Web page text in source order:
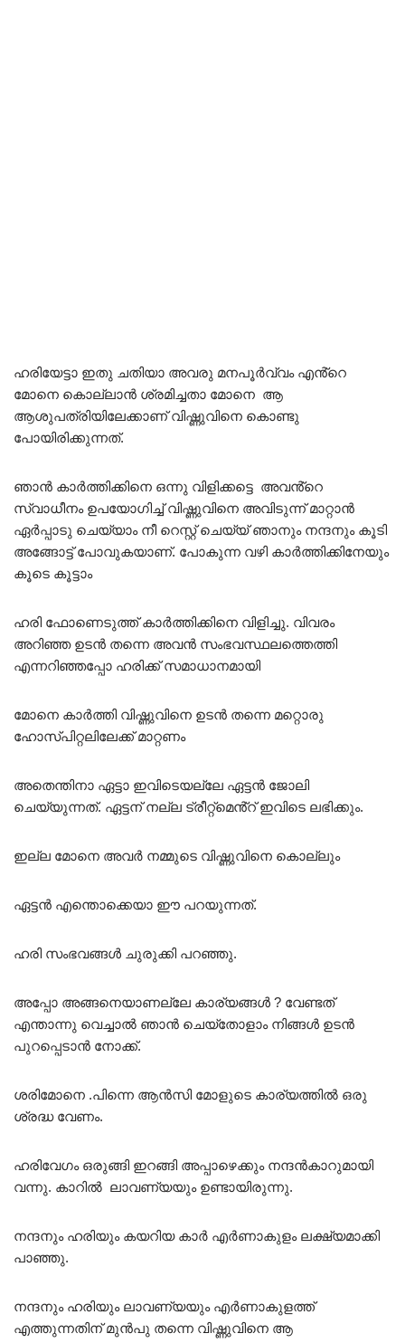
ഹരിയേട്ടാ ഇതു ചതിയാ അവരു മനപൂർവ്വം എൻ്റെ
മോനെ കൊല്ലാൻ ശ്രമിച്ചതാ മോനെ ആ
ആശുപത്രിയിലേക്കാണ് വിഷ്ണുവിനെ കൊണ്ടു
പോയിരിക്കുന്നത്.
ഞാൻ കാർത്തിക്കിനെ ഒന്നു വിളിക്കട്ടെ അവൻ്റെ
സ്വാധീനം ഉപയോഗിച്ച് വിഷ്ണുവിനെ അവിടുന്ന് മാറ്റാൻ
ഏർപ്പാടു ചെയ്യാം നീ റെസ്റ്റ് ചെയ്യ് ഞാനും നന്ദനും കൂടി
അങ്ങോട്ട് പോവുകയാണ്. പോകുന്ന വഴി കാർത്തിക്കിനേയും
കൂടെ കൂട്ടാം
ഹരി ഫോണെടുത്ത് കാർത്തിക്കിനെ വിളിച്ചു. വിവരം
അറിഞ്ഞ ഉടൻ തന്നെ അവൻ സംഭവസ്ഥലത്തെത്തി
എന്നറിഞ്ഞപ്പോ ഹരിക്ക് സമാധാനമായി
മോനെ കാർത്തി വിഷ്ണുവിനെ ഉടൻ തന്നെ മറ്റൊരു
ഹോസ്പിറ്റലിലേക്ക് മാറ്റണം
അതെന്തിനാ ഏട്ടാ ഇവിടെയല്ലേ ഏട്ടൻ ജോലി
ചെയ്യുന്നത്. ഏട്ടന് നല്ല ട്രീറ്റ്മെൻ്റ് ഇവിടെ ലഭിക്കും.
ഇല്ല മോനെ അവർ നമ്മുടെ വിഷ്ണുവിനെ കൊല്ലും
ഏട്ടൻ എന്തൊക്കെയാ ഈ പറയുന്നത്.
ഹരി സംഭവങ്ങൾ ചുരുക്കി പറഞ്ഞു.
അപ്പോ അങ്ങനെയാണല്ലേ കാര്യങ്ങൾ ? വേണ്ടത്
എന്താന്നു വെച്ചാൽ ഞാൻ ചെയ്തോളാം നിങ്ങൾ ഉടൻ
പുറപ്പെടാൻ നോക്ക്.
ശരിമോനെ .പിന്നെ ആൻസി മോളുടെ കാര്യത്തിൽ ഒരു
ശ്രദ്ധ വേണം.
ഹരിവേഗം ഒരുങ്ങി ഇറങ്ങി അപ്പാഴെക്കും നന്ദൻകാറുമായി
വന്നു. കാറിൽ ലാവണ്യയും ഉണ്ടായിരുന്നു.
നന്ദനും ഹരിയും കയറിയ കാർ എർണാകുളം ലക്ഷ്യമാക്കി
പാഞ്ഞു.
നന്ദനും ഹരിയും ലാവണ്യയും എർണാകുളത്ത്
എത്തുന്നതിന് മുൻപു തന്നെ വിഷ്ണുവിനെ ആ